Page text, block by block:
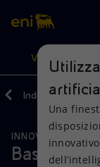
Cerca
scopri
artificiale.
VISIONE
Visione
Azioni
Prodotti
Indietro Media
INNOVAZIONE
Basilicata
Una